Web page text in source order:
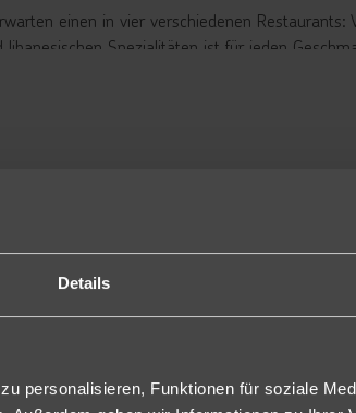
Details
personalisieren, Funktionen für soziale
einen in vier verschiedenen
libanesischen Spezialitäten ist für jeden
inklusive. Ein echtes Highlight für
m Körpergröße auf verschiedenen
m² großzügig eingerichtet Doppelzimmer (D/
Minibar und Balkon oder Terrasse.
DEM)
(D1K)
ähnlicher Ausstattung sind die Juniorsuiten